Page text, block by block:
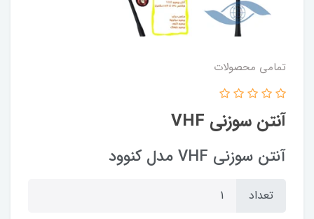
تمامی محصولات
آنتن سوزنی VHF
آنتن سوزنی VHF مدل کنوود
تعداد